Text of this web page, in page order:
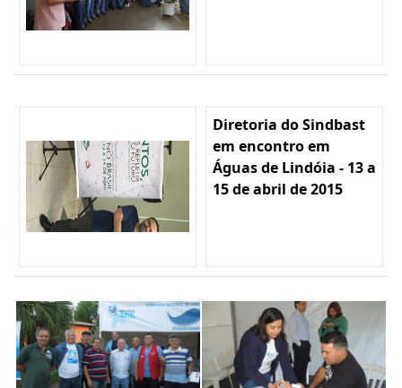
Diretoria do Sindbast
em encontro em
Águas de Lindóia - 13 a
15 de abril de 2015